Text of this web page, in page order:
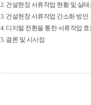
2. 건설현장 서류작업 현황 및 실
3. 건설현장 서류작업 간소화 방안
4. 디지털 전환을 통한 서류작업
5. 결론 및 시사점